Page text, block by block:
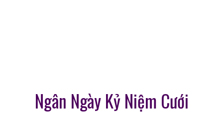
Ngân Ngày Kỷ Niệm Cưới